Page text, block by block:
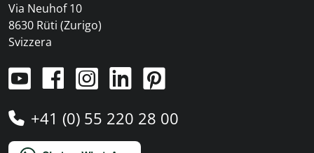
Via Neuhof 10
8630 Rüti (Zurigo)
Svizzera
+41 (0) 55 220 28 00